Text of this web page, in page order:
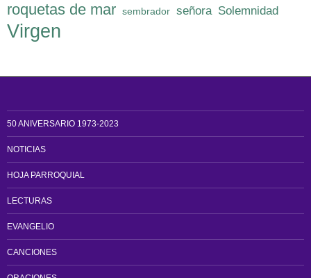
roquetas de mar sembrador señora Solemnidad
Virgen
50 ANIVERSARIO 1973-2023
NOTICIAS
HOJA PARROQUIAL
LECTURAS
EVANGELIO
CANCIONES